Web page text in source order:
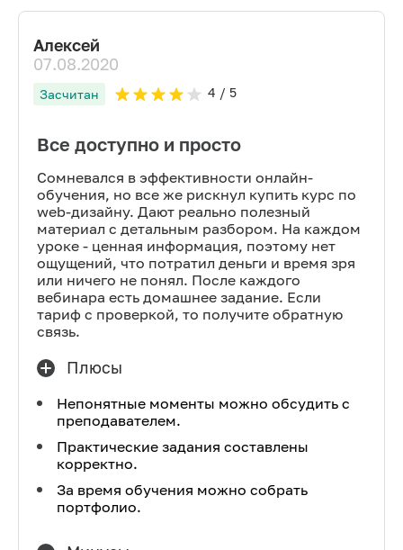
Алексей
07.08.2020
Засчитан 4 / 5
Все доступно и просто
Сомневался в эффективности онлайн-
обучения, но все же рискнул купить курс по
web-дизайну. Дают реально полезный
материал с детальным разбором. На каждом
уроке - ценная информация, поэтому нет
ощущений, что потратил деньги и время зря
или ничего не понял. После каждого
вебинара есть домашнее задание. Если
тариф с проверкой, то получите обратную
связь.
Плюсы
Непонятные моменты можно обсудить с
преподавателем.
Практические задания составлены
корректно.
За время обучения можно собрать
портфолио.